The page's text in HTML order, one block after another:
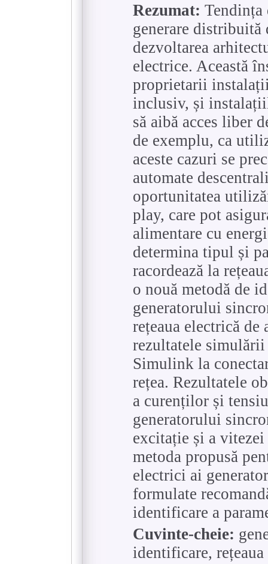
Rezumat: Tendința
generare distribuită
dezvoltarea
electrice. Această
proprietarii
inclusiv, și
să aibă acces liber
de exemplu, ca
aceste cazuri se
automate
oportunitatea
play, care pot
alimentare cu
determina tipul și
racordează la
o nouă metodă de
generatorului
rețeaua electrică de
rezultatele
Simulink la
rețea. Rezultatele
a curenților și
generatorului
excitație și a
metoda propusă
electrici ai
formulate
identificare a
Cuvinte-cheie:
identificare,